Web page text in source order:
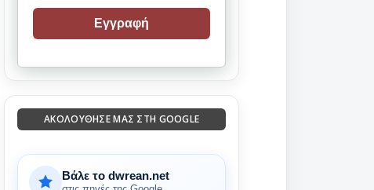
Εγγραφή
ΑΚΟΛΟΎΘΗΣΈ ΜΑΣ ΣΤΗ GOOGLE
Βάλε το dwrean.net